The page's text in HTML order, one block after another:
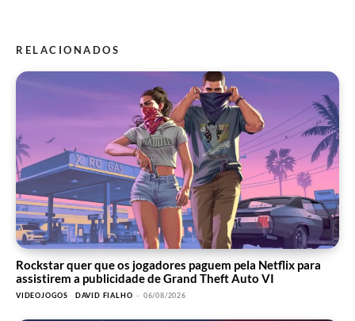
RELACIONADOS
Rockstar quer que os jogadores paguem pela Netflix para
assistirem a publicidade de Grand Theft Auto VI
VIDEOJOGOS DAVID FIALHO - 06/08/2026